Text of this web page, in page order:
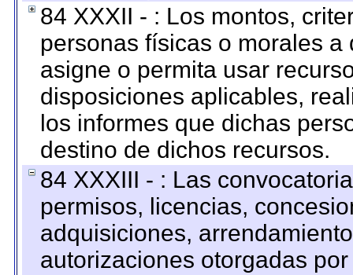
84 XXXII - : Los montos,
personas físicas o morales
asigne o permita usar
disposiciones aplicables,
los informes que dichas
destino de dichos recursos.
84 XXXIII - : Las
permisos, licencias,
adquisiciones,
autorizaciones otorgadas